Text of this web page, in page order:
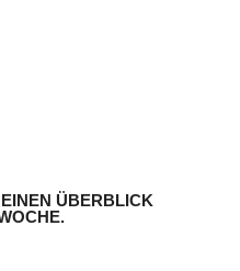
ÜBERBLICK